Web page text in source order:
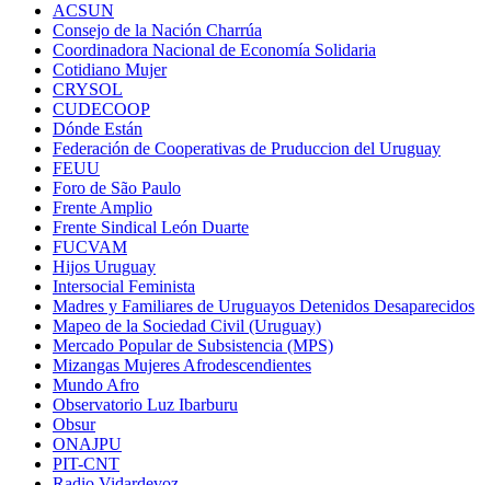
ACSUN
Consejo de la Nación Charrúa
Coordinadora Nacional de Economía Solidaria
Cotidiano Mujer
CRYSOL
CUDECOOP
Dónde Están
Federación de Cooperativas de Pruduccion del Uruguay
FEUU
Foro de São Paulo
Frente Amplio
Frente Sindical León Duarte
FUCVAM
Hijos Uruguay
Intersocial Feminista
Madres y Familiares de Uruguayos Detenidos Desaparecidos
Mapeo de la Sociedad Civil (Uruguay)
Mercado Popular de Subsistencia (MPS)
Mizangas Mujeres Afrodescendientes
Mundo Afro
Observatorio Luz Ibarburu
Obsur
ONAJPU
PIT-CNT